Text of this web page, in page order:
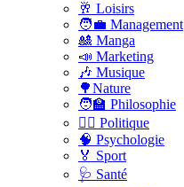
🥂 Loisirs
🧑‍💼 Management
🎎 Manga
📣 Marketing
🎶 Musique
🌳Nature
🧑‍🏫 Philosophie
👨‍⚖️ Politique
🧠 Psychologie
🏅 Sport
🩺 Santé